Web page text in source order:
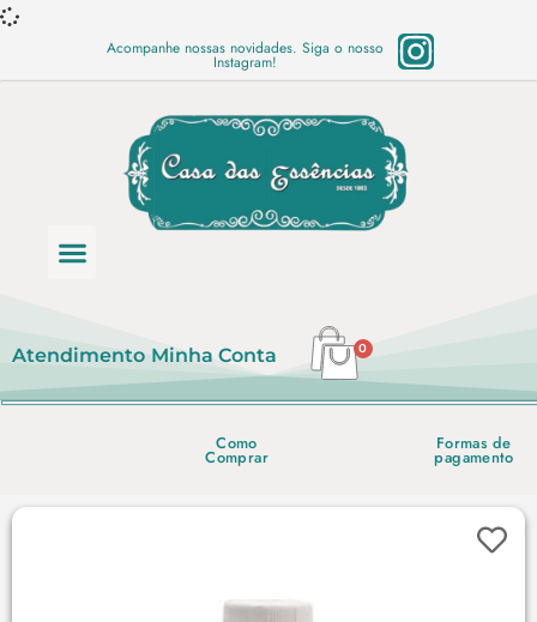
Acompanhe nossas novidades. Siga o nosso
Instagram!
Atendimento Minha Conta 0
Como
Comprar
Formas de
pagamento